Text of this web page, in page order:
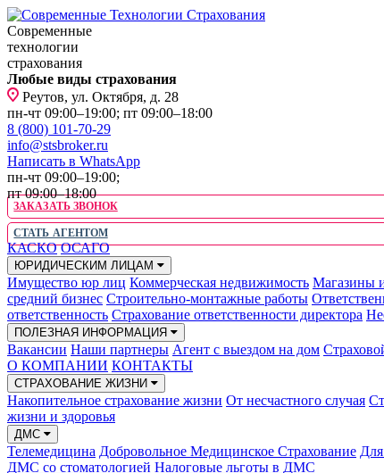
Современные
технологии
страхования
Любые виды страхования
Реутов, ул. Октября, д. 28
пн-чт 09:00–19:00; пт 09:00–18:00
8 (800) 101-70-29
info@stsbroker.ru
Написать в WhatsApp
пн-чт 09:00–19:00;
пт 09:00–18:00
ЗАКАЗАТЬ ЗВОНОК
СТАТЬ АГЕНТОМ
КАСКО ОСАГО
ЮРИДИЧЕСКИМ ЛИЦАМ
Имущество юр лиц Коммерческая недвижимость Магазины
средний бизнес Строительно-монтажные работы
ответственность Страхование ответственности директора
ПОЛЕЗНАЯ ИНФОРМАЦИЯ
Вакансии Наши партнеры Агент с выездом на дом
О КОМПАНИИ КОНТАКТЫ
СТРАХОВАНИЕ ЖИЗНИ
Накопительное страхование жизни От несчастного случая
жизни и здоровья
ДМС
Телемедицина Добровольное Медицинское Страхование
ДМС со стоматологией Налоговые льготы в ДМС